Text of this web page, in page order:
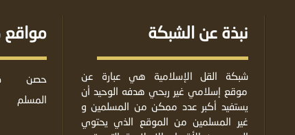
نبذة عن الشبكة
شبكة القل الإسلامية هي عبارة عن
موقع إسلامي غير ربحي هدفه الوحيد أن
يستفيد أكبر عدد ممكن من المسلمين و
غير المسلمين من الموقع الذي يحتوي
مواقع
حصن
المسلم